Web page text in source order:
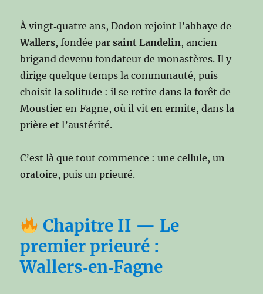
À vingt‑quatre ans, Dodon rejoint l’abbaye de
Wallers, fondée parsaint Landelin, ancien
brigand devenu fondateur de monastères. Il y
dirige quelque temps la communauté, puis
choisit la solitude : il se retire dans la forêt de
Moustier‑en‑Fagne, où il vit en ermite, dans la
prière et l’austérité.
C’est là que tout commence : une cellule, un
oratoire, puis un prieuré.
Chapitre II — Le
premier prieuré :
Wallers‑en‑Fagne